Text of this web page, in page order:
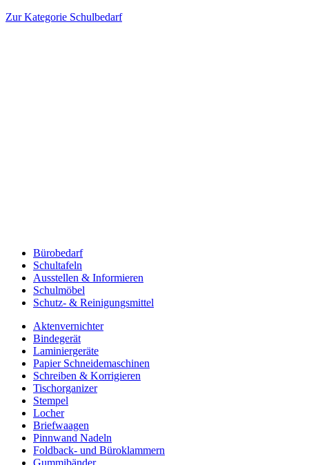
Zur Kategorie Schulbedarf
Bürobedarf
Schultafeln
Ausstellen & Informieren
Schulmöbel
Schutz- & Reinigungsmittel
Aktenvernichter
Bindegerät
Laminiergeräte
Papier Schneidemaschinen
Schreiben & Korrigieren
Tischorganizer
Stempel
Locher
Briefwaagen
Pinnwand Nadeln
Foldback- und Büroklammern
Gummibänder